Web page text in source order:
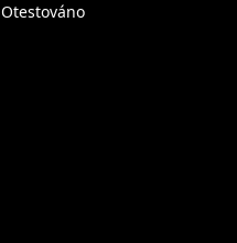
Otestováno